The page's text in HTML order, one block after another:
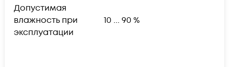
Допустимая
влажность при
эксплуатации
10 ... 90 %